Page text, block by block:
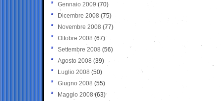
Gennaio 2009 (70)
Dicembre 2008 (75)
Novembre 2008 (77)
Ottobre 2008 (67)
Settembre 2008 (56)
Agosto 2008 (39)
Luglio 2008 (50)
Giugno 2008 (55)
Maggio 2008(63)